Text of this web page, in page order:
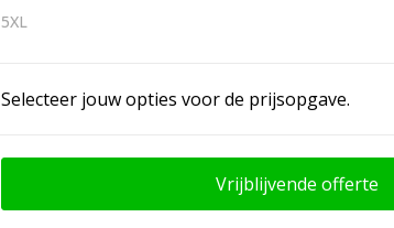
5XL
Selecteer jouw opties voor de prijsopgave.
Vrijblijvende offerte